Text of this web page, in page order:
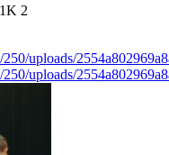
2
uploads/
uploads/